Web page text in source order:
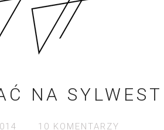
NA
10 KOMENTARZY